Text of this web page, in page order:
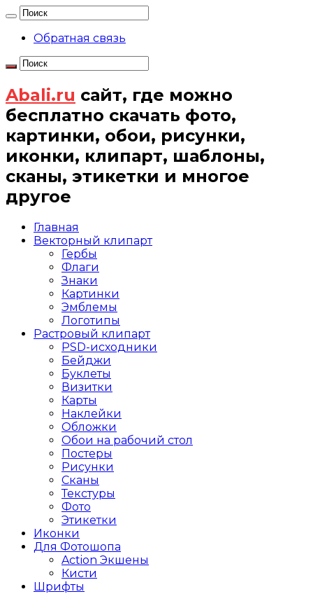
Обратная связь
Abali.ru сайт, где можно
бесплатно скачать фото,
картинки, обои, рисунки,
иконки, клипарт, шаблоны,
сканы, этикетки и многое
другое
Главная
Векторный клипарт
Гербы
Флаги
Знаки
Картинки
Эмблемы
Логотипы
Растровый клипарт
PSD-исходники
Бейджи
Буклеты
Визитки
Карты
Наклейки
Обложки
Обои на рабочий стол
Постеры
Рисунки
Сканы
Текстуры
Фото
Этикетки
Иконки
Для Фотошопа
Action Экшены
Кисти
Шрифты